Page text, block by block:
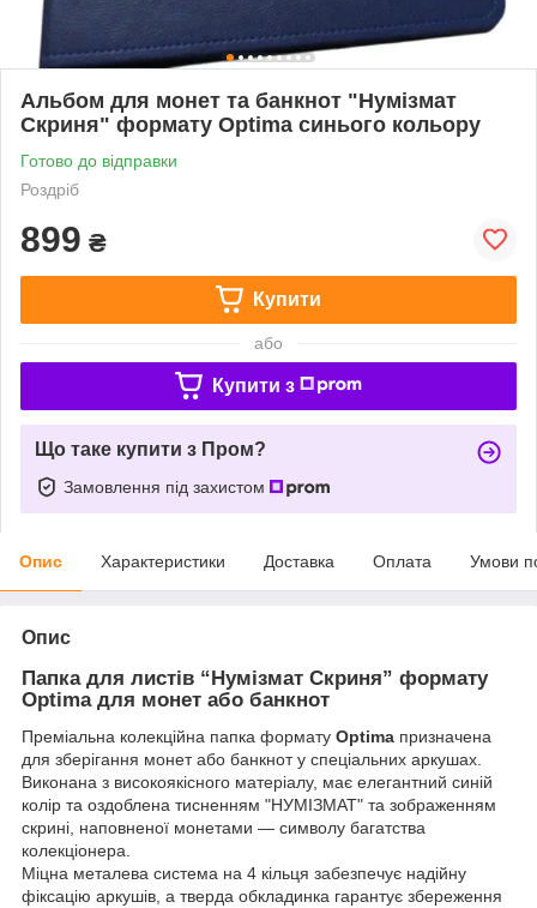
Альбом для монет та банкнот "Нумізмат
Скриня" формату Optima синього кольору
Готово до відправки
Роздріб
899 ₴
Купити
або
Купити з
Що таке купити з Пром?
Замовлення під захистом
Опис Характеристики Доставка Оплата Умови
Опис
Папка для листів “Нумізмат Скриня” формату
Optima для монет або банкнот
Преміальна колекційна папка формату Optima призначена
для зберігання монет або банкнот у спеціальних аркушах.
Виконана з високоякісного матеріалу, має елегантний синій
колір та оздоблена тисненням "НУМІЗМАТ" та зображенням
скрині, наповненої монетами — символу багатства
колекціонера.
Міцна металева система на 4 кільця забезпечує надійну
фіксацію аркушів, а тверда обкладинка гарантує збереження